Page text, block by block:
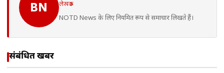
BN लेखक
NOTD News के लिए नियमित रूप से समाचार लिखते हैं।
संबंधित खबरें